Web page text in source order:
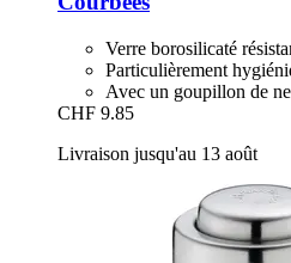
Verre borosilicaté
Particulièrement
Avec un goupillon de
CHF 9.85
Livraison jusqu'au 13 août